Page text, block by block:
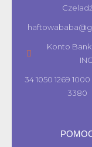
Czeladź
Konto
34 1050 1269
3380